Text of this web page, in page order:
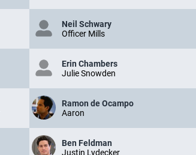
Neil Schwary
Officer Mills
Erin Chambers
Julie Snowden
Ramon de Ocampo
Aaron
Ben Feldman
Justin Lydecker